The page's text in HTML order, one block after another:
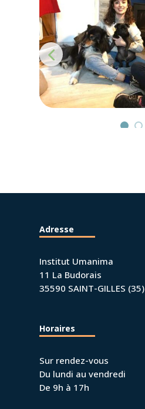
Adresse
Institut Umanima
11 La Budorais
35590 SAINT-GILLES (35)
Horaires
Sur rendez-vous
Du lundi au vendredi
De 9h à 17h